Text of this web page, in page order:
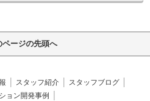
ページの先頭へ
スタッフ紹介
スタッフブログ
ョン開発事例